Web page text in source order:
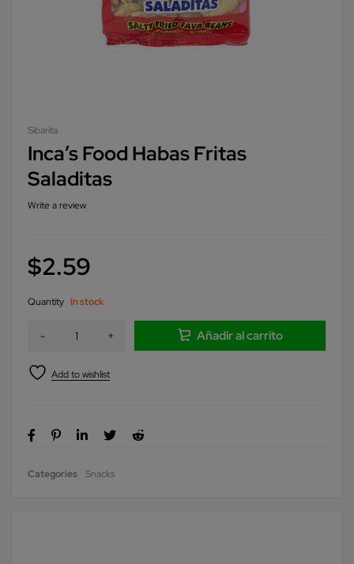
Sibarita
Inca’s Food Habas Fritas
Saladitas
Write a review
$2.59
Quantity In stock
Añadir al carrito
Categories Snacks